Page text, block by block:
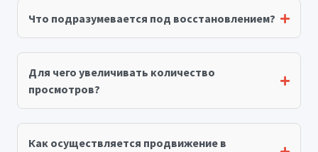
Что подразумевается под восстановлением?
Для чего увеличивать количество
просмотров?
Как осуществляется продвижение в